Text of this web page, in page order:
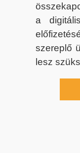
a
szereplő
lesz